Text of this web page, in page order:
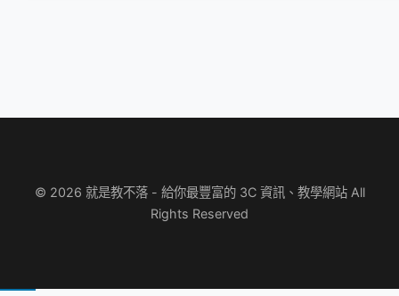
© 2026 就是教不落 - 給你最豐富的 3C 資訊、教學網站 All
Rights Reserved